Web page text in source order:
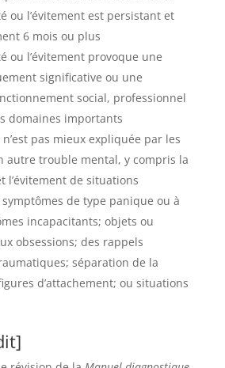
ou l’évitement est persistant et
6 mois ou plus
ou l’évitement provoque une
significative ou une
social, professionnel
domaines importants
pas mieux expliquée par les
autre trouble mental, y compris la
l’évitement de situations
symptômes de type panique ou à
incapacitants; objets ou
obsessions; des rappels
séparation de la
d’attachement; ou situations
]